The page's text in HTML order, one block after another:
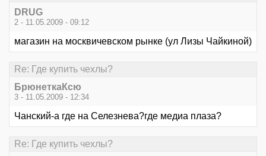
DRUG
2 - 11.05.2009 - 09:12
магазин на москвичевском рынке (ул Лизы Чайкиной)
Re: Где купить чехлы?
БрюнеткаКсю
3 - 11.05.2009 - 12:34
Чанский-а где на Селезнева?где медиа плаза?
Re: Где купить чехлы?